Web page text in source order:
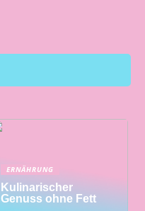
ERNÄHRUNG
Kulinarischer
Genuss ohne Fett